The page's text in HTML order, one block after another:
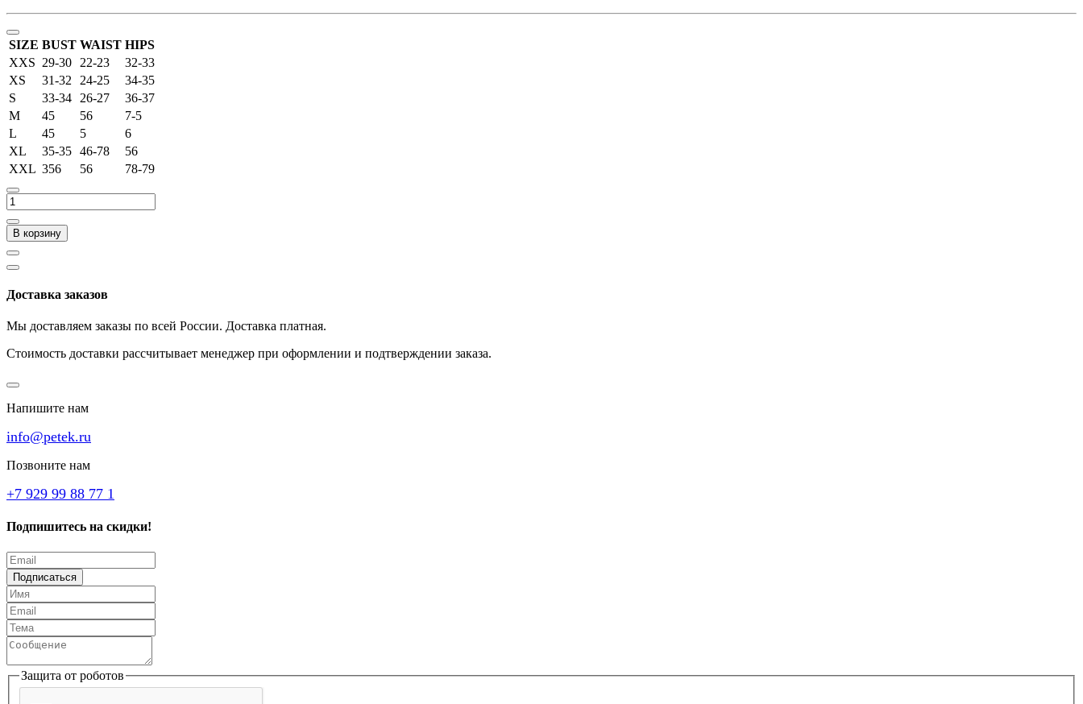
SIZE BUST WAIST HIPS
XXS 29-30 22-23
32-33
XS
31-32 24-25
34-35
S
33-34 26-27
36-37
M
45 56
7-5
L
45 5
6
XL
35-35 46-78
56
XXL 356 56 78-79
В корзину
Доставка заказов
Мы доставляем заказы по всей России. Доставка платная.
Стоимость доставки рассчитывает менеджер при оформлении и подтверждении заказа.
Напишите нам
info@petek.ru
Позвоните нам
+7 929 99 88 77 1
Подпишитесь на скидки!
Подписаться
Защита от роботов